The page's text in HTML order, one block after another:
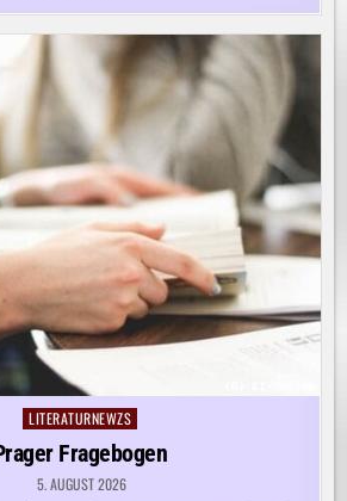
Posted
LITERATURNEWZS
Fragebogen
5. AUGUST 2026